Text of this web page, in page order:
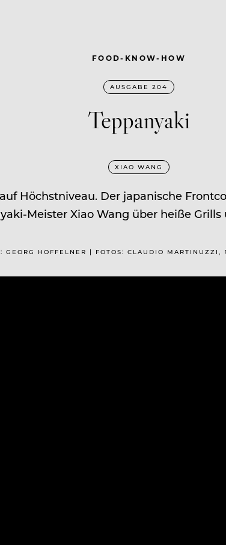
FOOD-KNOW-HOW
AUSGABE 204
Teppanyaki
XIAO WANG
Höchstniveau. Der japanische
Meister Xiao Wang über heiße Grills
HOFFELNER | FOTOS: CLAUDIO